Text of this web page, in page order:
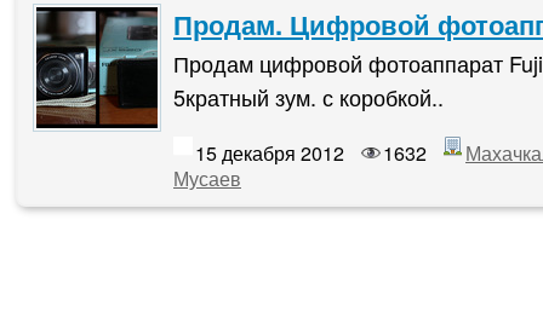
Продам. Цифровой
Продам цифровой фотоаппарат
5кратный зум. с коробкой..
15 декабря 2012 1632
Мусаев